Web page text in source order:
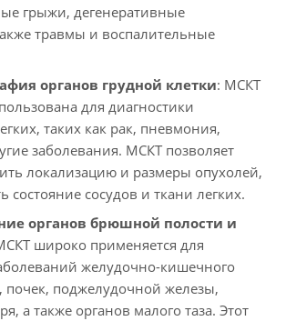
грыжи, дегенеративные
травмы и воспалительные
органов грудной клетки: МСКТ
для диагностики
таких как рак, пневмония,
заболевания. МСКТ позволяет
локализацию и размеры опухолей,
состояние сосудов и ткани легких.
органов брюшной полости и
широко применяется для
желудочно-кишечного
почек, поджелудочной железы,
а также органов малого таза. Этот